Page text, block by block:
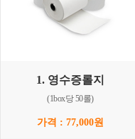
1. 영수증롤지
(1box당 50롤)
가격 : 77,000원